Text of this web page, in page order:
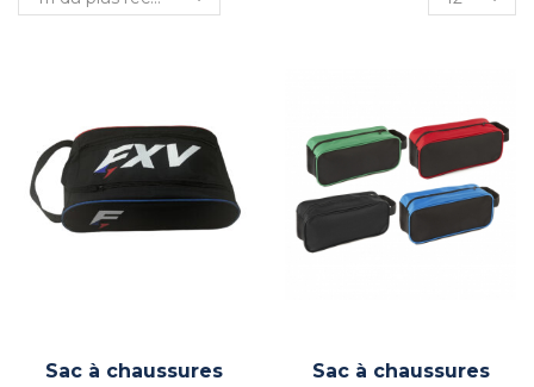
Sac à chaussures
Sac à chaussures